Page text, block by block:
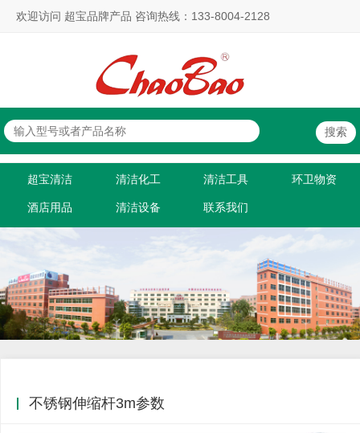
欢迎访问 超宝品牌产品 咨询热线：133-8004-2128
超宝清洁 清洁化工 清洁工具 环卫物资
酒店用品 清洁设备 联系我们
不锈钢伸缩杆3m参数